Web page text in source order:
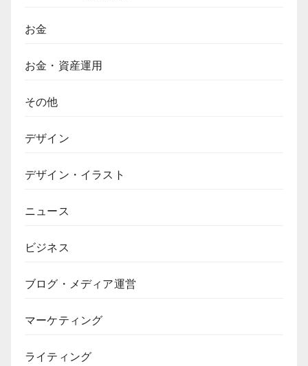
お金
お金・資産運用
その他
デザイン
デザイン・イラスト
ニュース
ビジネス
ブログ・メディア運営
マーケティング
ライティング